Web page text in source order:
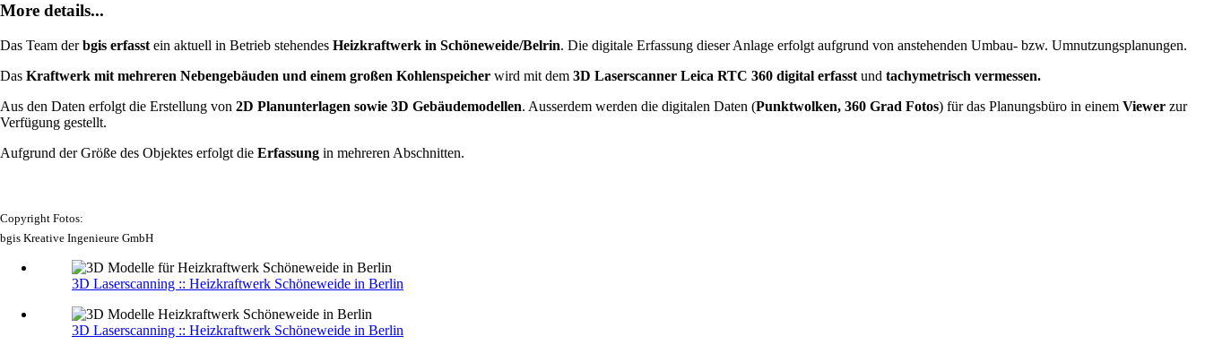
More details...
Das Team derbgis erfasst ein aktuell in Betrieb stehendes Heizkraftwerk in Schöneweide/Belrin. Die digitale Erfassung dieser Anlage erfolgt aufgrund von anstehenden Umbau- bzw. Umnutzungsplanungen.
Das Kraftwerk mit mehreren Nebengebäuden und einem großen Kohlenspeicher wird mit dem 3D Laserscanner Leica RTC 360 digital erfasst und tachymetrisch vermessen.
Aus den Daten erfolgt die Erstellung von 2D Planunterlagen sowie 3D Gebäudemodellen. Ausserdem werden die digitalen Daten (Punktwolken, 360 Grad Fotos) für das Planungsbüro in einem Viewer zur
Verfügung gestellt.
Aufgrund der Größe des Objektes erfolgt die Erfassung in mehreren Abschnitten.
Copyright Fotos:
bgis Kreative Ingenieure GmbH
3D Laserscanning :: Heizkraftwerk Schöneweide in Berlin
3D Laserscanning :: Heizkraftwerk Schöneweide in Berlin